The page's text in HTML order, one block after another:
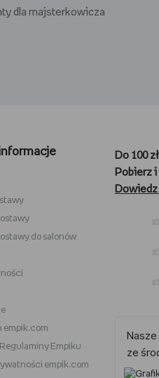
dla majsterkowicza
Pierścieni
Secret
do salonów
empik.com
Regulaminy Empiku
empik.com
Do 100
Pobierz
ze